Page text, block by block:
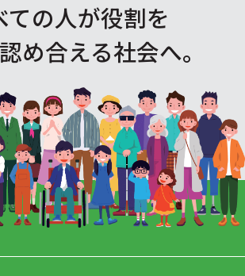
ての人が役割を
め合える社会へ。